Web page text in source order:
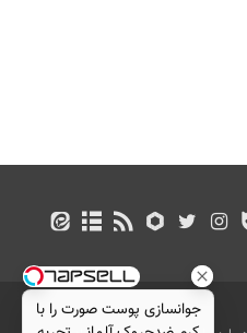
جوانسازی پوست صورت را با